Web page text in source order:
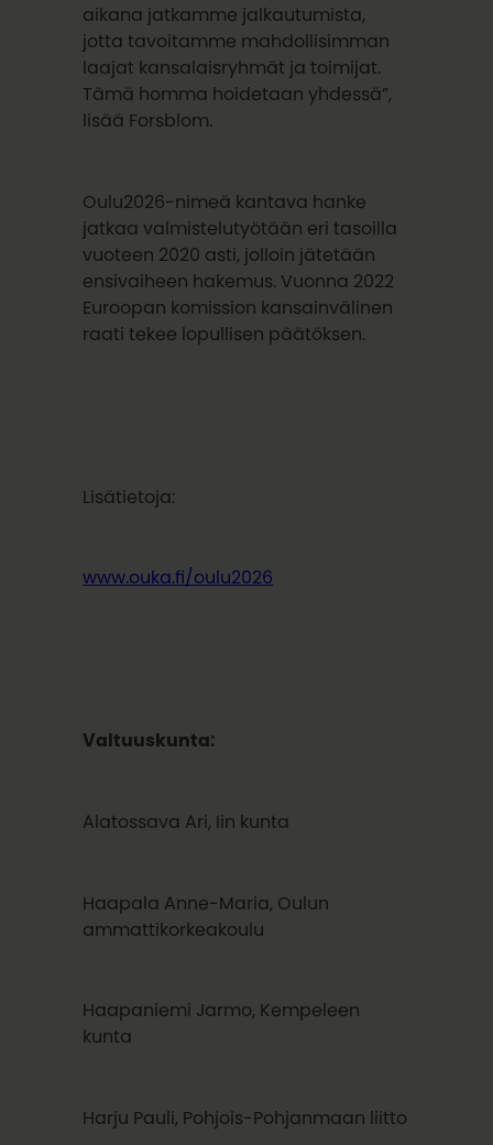
aikana jatkamme jalkautumista,
jotta tavoitamme mahdollisimman
laajat kansalaisryhmät ja toimijat.
Tämä homma hoidetaan yhdessä”,
lisää Forsblom.
Oulu2026-nimeä kantava hanke
jatkaa valmistelutyötään eri tasoilla
vuoteen 2020 asti, jolloin jätetään
ensivaiheen hakemus. Vuonna 2022
Euroopan komission kansainvälinen
raati tekee lopullisen päätöksen.
Lisätietoja:
www.ouka.fi/oulu2026
Valtuuskunta:
Alatossava Ari, Iin kunta
Haapala Anne-Maria, Oulun
ammattikorkeakoulu
Haapaniemi Jarmo, Kempeleen
kunta
Harju Pauli, Pohjois-Pohjanmaan liitto